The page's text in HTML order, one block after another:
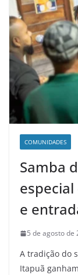
COMUNIDADES
Samba
e
5 de agosto de
A tradição do
Itapuã